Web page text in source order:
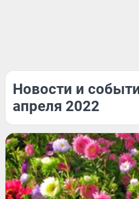
Новости и
апреля 2022